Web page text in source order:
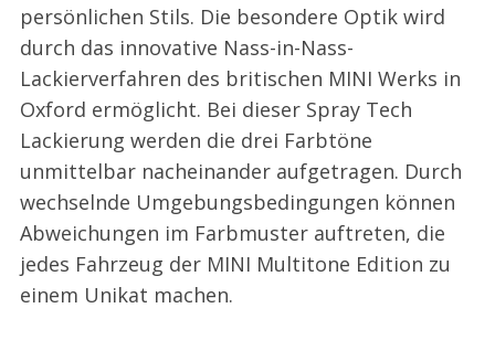
persönlichen Stils. Die besondere Optik wird
durch das innovative Nass-in-Nass-
Lackierverfahren des britischen MINI Werks in
Oxford ermöglicht. Bei dieser Spray Tech
Lackierung werden die drei Farbtöne
unmittelbar nacheinander aufgetragen. Durch
wechselnde Umgebungsbedingungen können
Abweichungen im Farbmuster auftreten, die
jedes Fahrzeug der MINI Multitone Edition zu
einem Unikat machen.